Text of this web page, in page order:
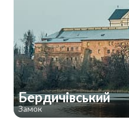
Бердичівський
Замок